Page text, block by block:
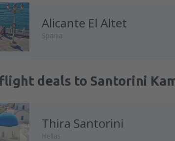
Alicante El Altet
Spania
deals to Santorini
Thira Santorini
Hellas